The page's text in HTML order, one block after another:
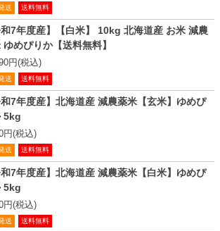
送 送料無料
和7年度産】【白米】 10kg 北海道産 お米 減農
ゆめぴりか【送料無料】
円(税込)
送 送料無料
和7年度産】北海道産 減農薬米【玄米】ゆめぴ
5kg
円(税込)
送 送料無料
和7年度産】北海道産 減農薬米【白米】ゆめぴ
5kg
円(税込)
送 送料無料